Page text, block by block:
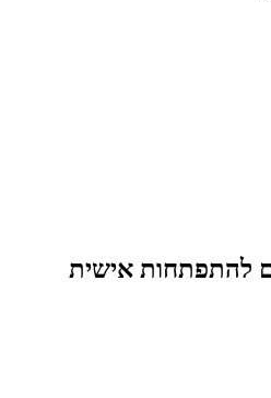
להתפתחות אישית